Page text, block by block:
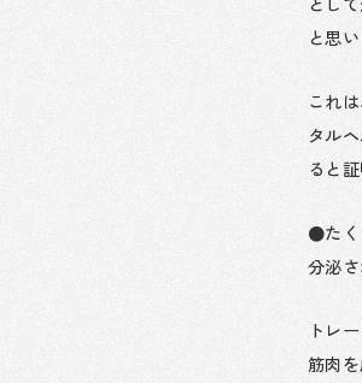
と思
これ
タル
ると
●たく
分泌
トレ
筋肉